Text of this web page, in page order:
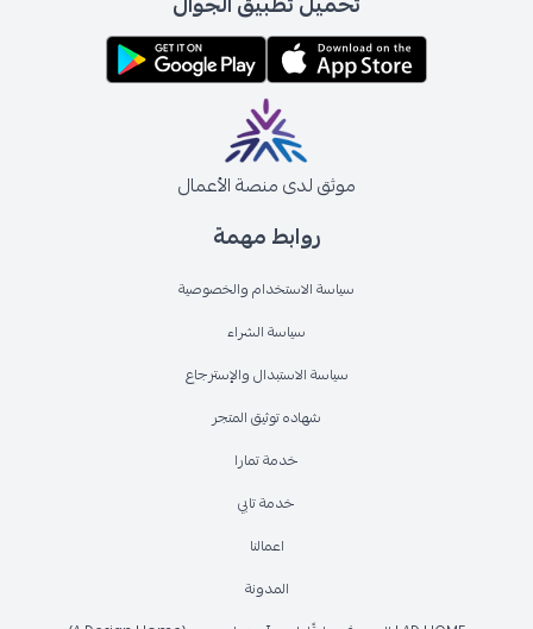
روابط مهمة
سياسة الاستخدام والخصوصية
سياسة الشراء
سياسة الاستبدال والإسترجاع
شهاده توثيق المتجر
خدمة تمارا
خدمة تابي
اعمالنا
المدونة
موثق لدى منصة الأعمال